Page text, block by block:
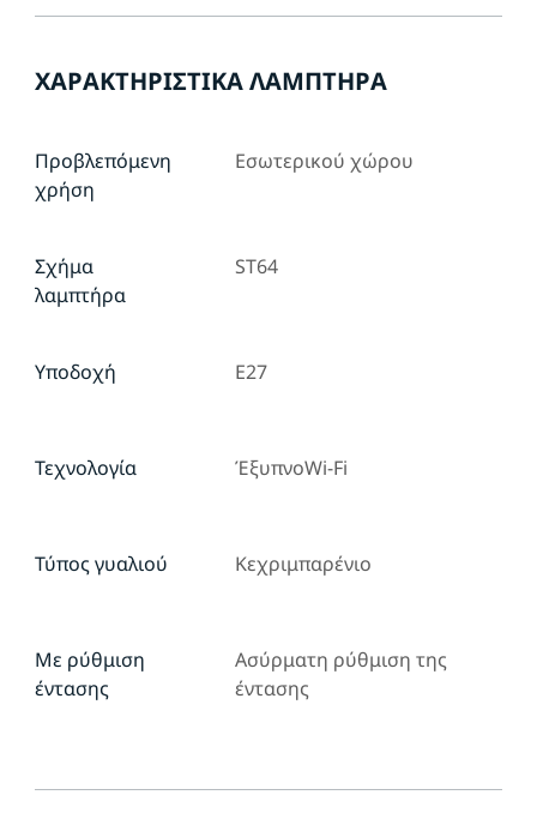
ΧΑΡΑΚΤΗΡΙΣΤΙΚΆ ΛΑΜΠΤΉΡΑ
Προβλεπόμενη
χρήση
Εσωτερικού χώρου
Σχήμα
λαμπτήρα
ST64
Υποδοχή E27
Τεχνολογία ΈξυπνοWi-Fi
Τύπος γυαλιού Κεχριμπαρένιο
Με ρύθμιση
έντασης
Ασύρματη ρύθμιση της
έντασης